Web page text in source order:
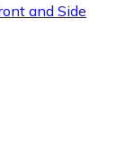
and Side